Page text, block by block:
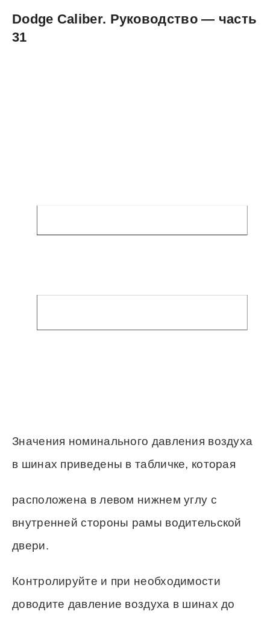
Dodge Caliber. Руководство — часть
31
Значения номинального давления воздуха
в шинах приведены в табличке, которая
расположена в левом нижнем углу с
внутренней стороны рамы водительской
двери.
Контролируйте и при необходимости
доводите давление воздуха в шинах до